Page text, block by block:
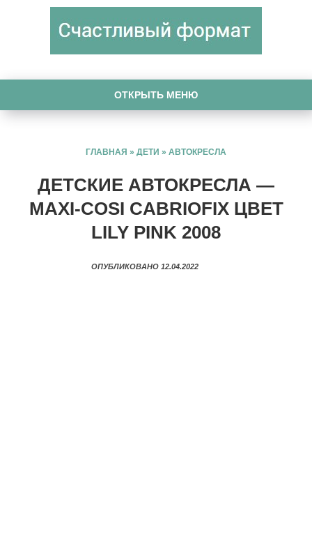
ОТКРЫТЬ МЕНЮ
ГЛАВНАЯ » ДЕТИ » АВТОКРЕСЛА
ДЕТСКИЕ АВТОКРЕСЛА —
MAXI-COSI CABRIOFIX ЦВЕТ
LILY PINK 2008
ОПУБЛИКОВАНО 12.04.2022